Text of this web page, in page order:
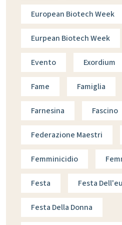
European Biotech Week
Eurpean Biotech Week
Evento Exordium
Fame Famiglia
Farnesina Fascino
Federazione Maestri
Femminicidio
Festa Festa
Festa Della Donna